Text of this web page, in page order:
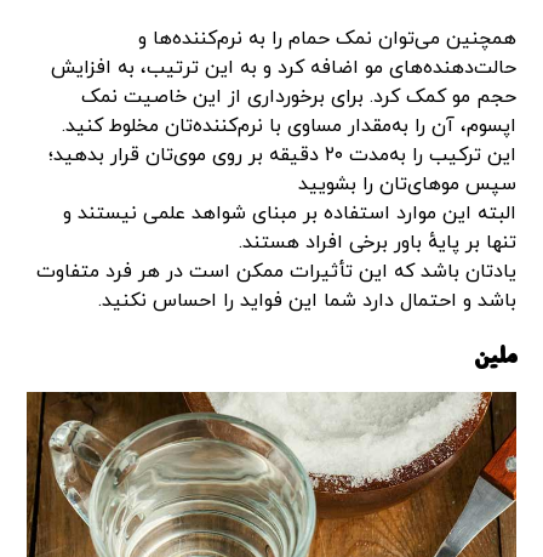
همچنین می‌توان نمک حمام را به نرم‌کننده‌ها و
حالت‌دهنده‌های مو اضافه کرد و به این ترتیب، به افزایش
حجم مو کمک کرد. برای برخورداری از این خاصیت نمک
اپسوم، آن را به‌مقدار مساوی با نرم‌کننده‌تان مخلوط کنید.
این ترکیب را به‌مدت ۲۰ دقیقه بر روی موی‌تان قرار بدهید؛
سپس موهای‌تان را بشویید
البته این موارد استفاده بر مبنای شواهد علمی نیستند و
تنها بر پایهٔ باور برخی افراد هستند.
یادتان باشد که این تأثیرات ممکن است در هر فرد متفاوت
باشد و احتمال دارد شما این فواید را احساس نکنید.
ملین